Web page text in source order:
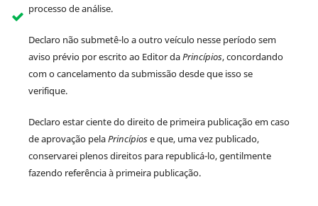
processo de análise.
Declaro não submetê-lo a outro veículo nesse período sem
aviso prévio por escrito ao Editor daPrincípios, concordando
com o cancelamento da submissão desde que isso se
verifique.
Declaro estar ciente do direito de primeira publicação em caso
de aprovação pelaPrincípiose que, uma vez publicado,
conservarei plenos direitos para republicá-lo, gentilmente
fazendo referência à primeira publicação.